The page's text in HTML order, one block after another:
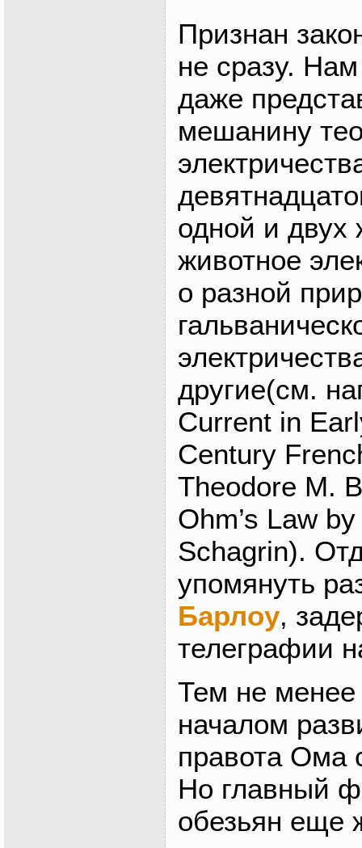
Признан
не сразу.
даже
мешанину
одной и двух
животное
о разной
другие(см.
Current in
Century
Theodore M.
Ohm’s Law
Schagrin).
упомянуть
Барлоу,
телеграфии
Тем не менее
началом
правота Ома
Но главный
обезьян еще